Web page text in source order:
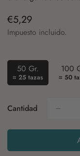
Precio
regular
€5,29
Impuesto incluido.
50 Gr.
≈ 25 tazas
Variante
Agotada
No
100
≈ 50
Cantidad